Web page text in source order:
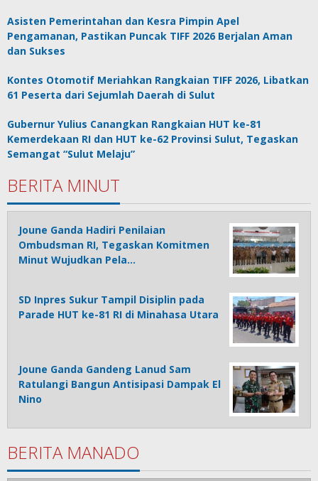
Asisten Pemerintahan dan Kesra Pimpin Apel
Pengamanan, Pastikan Puncak TIFF 2026 Berjalan Aman
dan Sukses
Kontes Otomotif Meriahkan Rangkaian TIFF 2026, Libatkan
61 Peserta dari Sejumlah Daerah di Sulut
Gubernur Yulius Canangkan Rangkaian HUT ke-81
Kemerdekaan RI dan HUT ke-62 Provinsi Sulut, Tegaskan
Semangat “Sulut Melaju”
BERITA MINUT
Joune Ganda Hadiri Penilaian
Ombudsman RI, Tegaskan Komitmen
Minut Wujudkan Pela…
SD Inpres Sukur Tampil Disiplin pada
Parade HUT ke-81 RI di Minahasa Utara
Joune Ganda Gandeng Lanud Sam
Ratulangi Bangun Antisipasi Dampak El
Nino
BERITA MANADO